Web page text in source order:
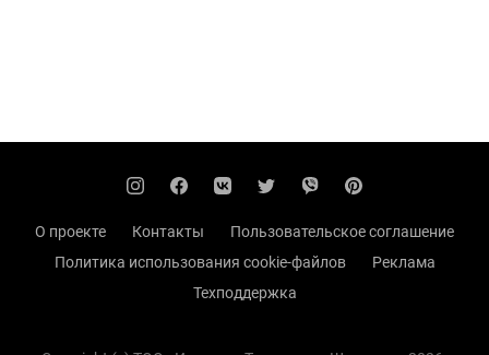
О проекте Контакты
Пользовательское соглашение
Политика использования cookie-файлов
Реклама
Техподдержка